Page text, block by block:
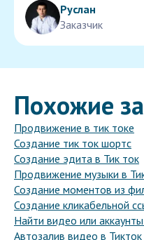
Руслан
Заказчик
Похожие
Продвижение в тик токе
Создание тик ток шортс
Создание эдита в Тик ток
Продвижение музыки в
Создание моментов из
Создание кликабельной
Найти видео или
Автозалив видео в Тикток